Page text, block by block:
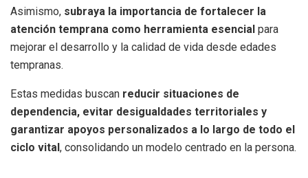
Asimismo, subraya la importancia de fortalecer la
atención temprana como herramienta esencial para
mejorar el desarrollo y la calidad de vida desde edades
tempranas.
Estas medidas buscan reducir situaciones de
dependencia, evitar desigualdades territoriales y
garantizar apoyos personalizados a lo largo de todo el
ciclo vital, consolidando un modelo centrado en la persona.